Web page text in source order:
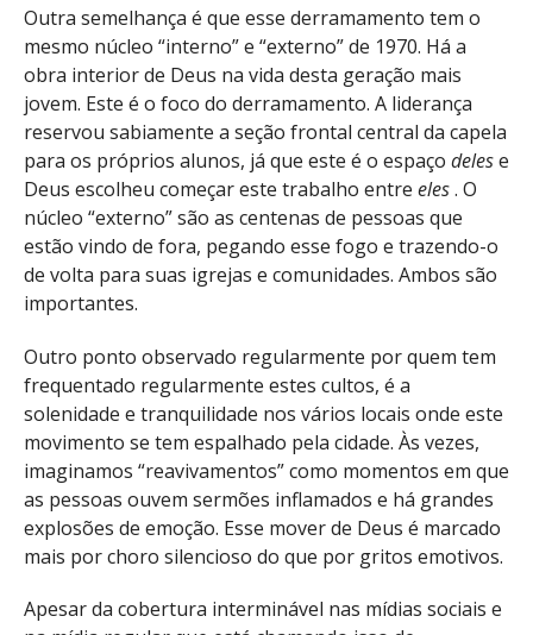
Outra semelhança é que esse derramamento tem o
mesmo núcleo “interno” e “externo” de 1970. Há a
obra interior de Deus na vida desta geração mais
jovem. Este é o foco do derramamento. A liderança
reservou sabiamente a seção frontal central da capela
para os próprios alunos, já que este é o espaço delese
Deus escolheu começar este trabalho entre eles. O
núcleo “externo” são as centenas de pessoas que
estão vindo de fora, pegando esse fogo e trazendo-o
de volta para suas igrejas e comunidades. Ambos são
importantes.
Outro ponto observado regularmente por quem tem
frequentado regularmente estes cultos, é a
solenidade e tranquilidade nos vários locais onde este
movimento se tem espalhado pela cidade. Às vezes,
imaginamos “reavivamentos” como momentos em que
as pessoas ouvem sermões inflamados e há grandes
explosões de emoção. Esse mover de Deus é marcado
mais por choro silencioso do que por gritos emotivos.
Apesar da cobertura interminável nas mídias sociais e